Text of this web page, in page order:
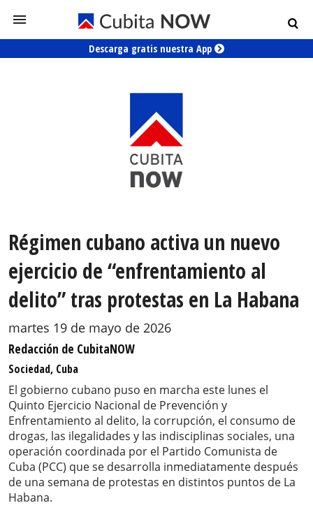
Descarga gratis nuestra App
Régimen cubano activa un nuevo
ejercicio de “enfrentamiento al
delito” tras protestas en La Habana
martes 19 de mayo de 2026
Redacción de CubitaNOW
Sociedad, Cuba
El gobierno cubano puso en marcha este lunes el
Quinto Ejercicio Nacional de Prevención y
Enfrentamiento al delito, la corrupción, el consumo de
drogas, las ilegalidades y las indisciplinas sociales, una
operación coordinada por el Partido Comunista de
Cuba (PCC) que se desarrolla inmediatamente después
de una semana de protestas en distintos puntos de La
Habana.